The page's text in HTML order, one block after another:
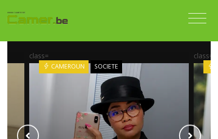
class=
CAMEROUN SOCIETE
class=